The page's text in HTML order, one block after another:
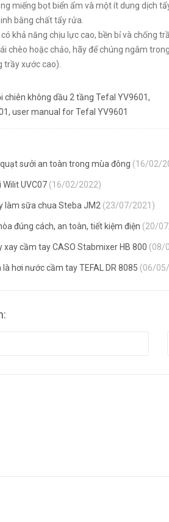
miếng bọt biển ẩm và một ít dung dịch
bằng chất tẩy rửa.
khả năng chịu lực cao, bền bỉ và chống
chèo hoặc chảo, hãy để chúng ngâm
trầy xước cao).
chiên không dầu 2 tầng Tefal YV9601,
, user manual for Tefal YV9601
sưởi an toàn trong mùa đông (16/02/
UVC07 (16/02/2022)
làm sữa chua Steba JM2 (23/07/2021)
đúng cách, an toàn, tiết kiệm điện (20/
xay cầm tay CASO Stabmixer HB 800 (08/
hơi nước cầm tay TEFAL DR 8085 (06/